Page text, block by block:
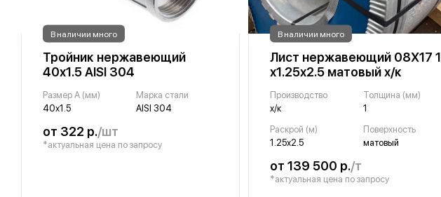
В наличии много
Тройник нержавеющий
40х1.5 AISI 304
Размер A (мм)
40х1.5
Марка стали
AISI 304
от 322 р./шт
*актуальная цена по запросу
В наличии много
Лист нержавеющий 08Х17 1
х1.25х2.5 матовый х/к
Производство
х/к
Толщина (мм)
1
Раскрой (м)
1.25х2.5
Поверхность
матовый
от 139 500 р./т
*актуальная цена по запросу